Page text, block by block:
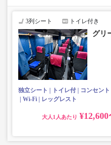
・車内トイレ付きで長時間
なります
・車内は常時換気し、清掃・
・ブランケットについては、
しております。
・カーテンはA席とB席の間、
設置がございます。
3列シート トイレ付き
グリ
独立シート トイレ付 コンセント
Wi-Fi
レッグレスト
大人 ¥12,600